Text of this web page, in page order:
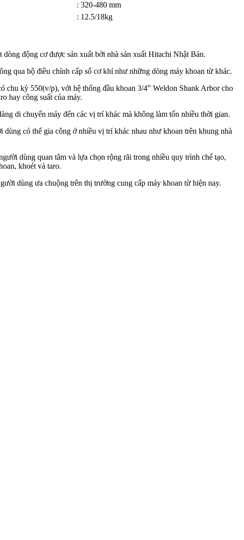
: 320-480 mm
: 12.5/18kg
động cơ được sản xuất bởi nhà sản xuất Hitachi Nhật Bản.
qua bộ điều chỉnh cấp số cơ khí như những dòng máy khoan từ khác.
chu kỳ 550(v/p), với hệ thống đầu khoan 3/4” Weldon Shank Arbor cho
hay công suất của máy.
di chuyển máy đến các vị trí khác mà không làm tốn nhiều thời gian.
có thể gia công ở nhiều vị trí khác nhau như khoan trên khung nhà
dùng quan tâm và lựa chọn rộng rãi trong nhiều quy trình chế tạo,
khoét và taro.
dùng ưa chuộng trên thị trường cung cấp máy khoan từ hiện nay.